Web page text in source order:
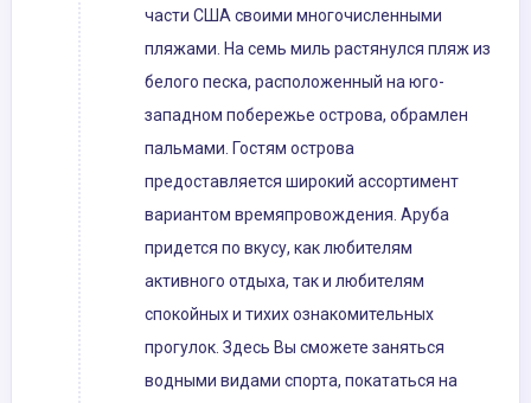
части США своими многочисленными
пляжами. На семь миль растянулся пляж из
белого песка, расположенный на юго-
западном побережье острова, обрамлен
пальмами. Гостям острова
предоставляется широкий ассортимент
вариантом времяпровождения. Аруба
придется по вкусу, как любителям
активного отдыха, так и любителям
спокойных и тихих ознакомительных
прогулок. Здесь Вы сможете заняться
водными видами спорта, покататься на